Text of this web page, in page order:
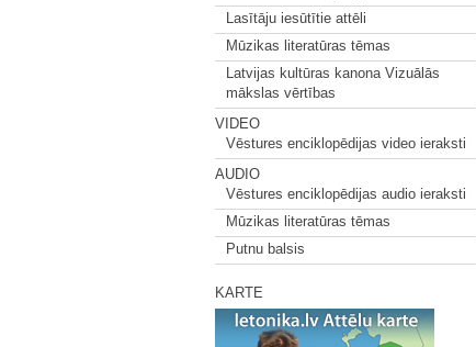
Lasītāju iesūtītie attēli
Mūzikas literatūras tēmas
Latvijas kultūras kanona Vizuālās
mākslas vērtības
VIDEO
Vēstures enciklopēdijas video ieraksti
AUDIO
Vēstures enciklopēdijas audio ieraksti
Mūzikas literatūras tēmas
Putnu balsis
KARTE